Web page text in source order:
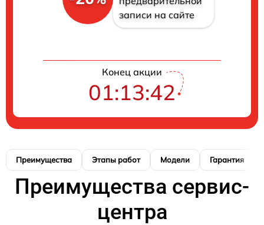
записи на сайте
Конец акции
01:13:41
Преимущества Этапы работ Модели Гарантия
Преимущества сервис-
центра